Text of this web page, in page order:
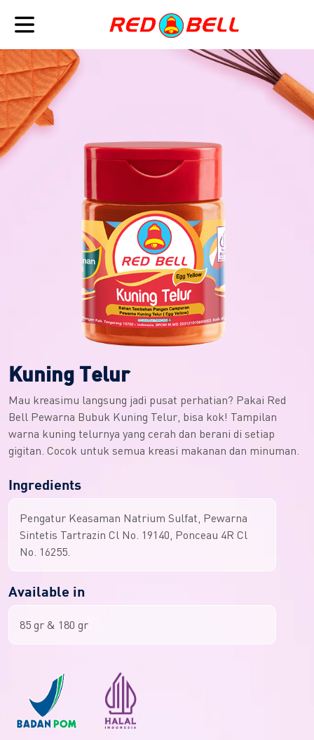
Kuning Telur
Mau kreasimu langsung jadi pusat perhatian? Pakai Red
Bell Pewarna Bubuk Kuning Telur, bisa kok! Tampilan
warna kuning telurnya yang cerah dan berani di setiap
gigitan. Cocok untuk semua kreasi makanan dan minuman.
Ingredients
Pengatur Keasaman Natrium Sulfat, Pewarna
Sintetis Tartrazin Cl No. 19140, Ponceau 4R Cl
No. 16255.
Available in
85 gr & 180 gr